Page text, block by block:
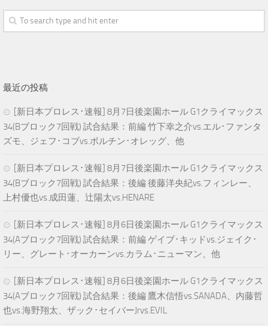
最近の投稿
[新日本プロレス･速報] 8月7日後楽園ホール G1クライマックス
34(Bブロック7回戦) 試合結果：前編 竹下幸之介vs.エル･ファンタ
ズモ、ジェフ･コブvs.ボルチン･オレッグ、他
[新日本プロレス･速報] 8月7日後楽園ホール G1クライマックス
34(Bブロック7回戦) 試合結果：後編 後藤洋央紀vs.フィンレー、
上村優也vs.成田蓮、辻陽太vs.HENARE
[新日本プロレス･速報] 8月6日後楽園ホール G1クライマックス
34(Aブロック7回戦) 試合結果：前編 ゲイブ･キッドvs.ジェイク･
リー、グレート･オーカーンvs.カラム･ニューマン、他
[新日本プロレス･速報] 8月6日後楽園ホール G1クライマックス
34(Aブロック7回戦) 試合結果：後編 鷹木信悟vs.SANADA、内藤哲
也vs.海野翔太、ザック･セイバーJrvs.EVIL